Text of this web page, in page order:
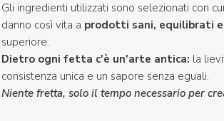
Gli ingredienti utilizzati sono selezionati con
danno così vita a prodotti sani, equilibrati
superiore.
Dietro ogni fetta c'è un'arte antica: la
consistenza unica e un sapore senza eguali.
Niente fretta, solo il tempo necessario per